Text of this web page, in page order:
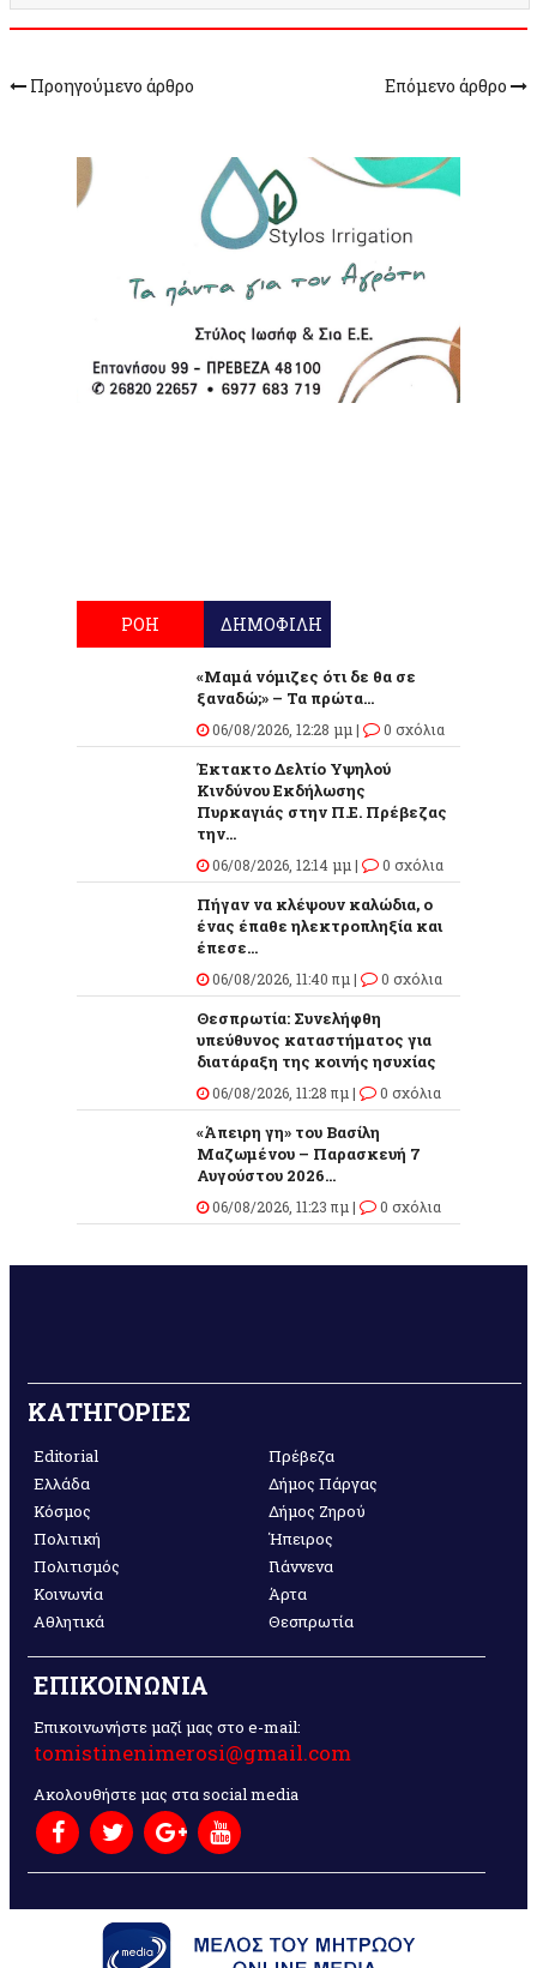
Προηγούμενο άρθρο Επόμενο άρθρο
ΡΟΗ ΔΗΜΟΦΙΛΗ
«Μαμά νόμιζες ότι δε θα σε
ξαναδώ;» – Τα πρώτα...
06/08/2026, 12:28 μμ | 0 σχόλια
Έκτακτο Δελτίο Υψηλού
Κινδύνου Εκδήλωσης
Πυρκαγιάς στην Π.Ε. Πρέβεζας
την...
06/08/2026, 12:14 μμ | 0 σχόλια
Πήγαν να κλέψουν καλώδια, ο
ένας έπαθε ηλεκτροπληξία και
έπεσε...
06/08/2026, 11:40 πμ | 0 σχόλια
Θεσπρωτία: Συνελήφθη
υπεύθυνος καταστήματος για
διατάραξη της κοινής ησυχίας
06/08/2026, 11:28 πμ | 0 σχόλια
«Άπειρη γη» του Βασίλη
Μαζωμένου – Παρασκευή 7
Αυγούστου 2026...
06/08/2026, 11:23 πμ | 0 σχόλια
ΚΑΤΗΓΟΡΙΕΣ
Editorial
Ελλάδα
Κόσμος
Πολιτική
Πολιτισμός
Κοινωνία
Αθλητικά
Πρέβεζα
Δήμος Πάργας
Δήμος Ζηρού
Ήπειρος
Γιάννενα
Άρτα
Θεσπρωτία
ΕΠΙΚΟΙΝΩΝΙΑ
Επικοινωνήστε μαζί μας στο e-mail:
tomistinenimerosi@gmail.com
Ακολουθήστε μας στα social media